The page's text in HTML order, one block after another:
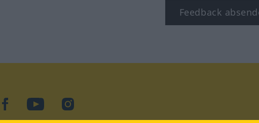
Feedback
facebookYouTubeInstagram